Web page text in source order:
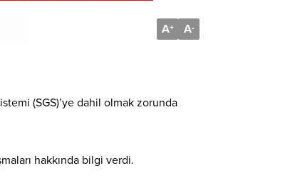
A+ A-
(SGS)’ye dahil olmak zorunda
hakkında bilgi verdi.